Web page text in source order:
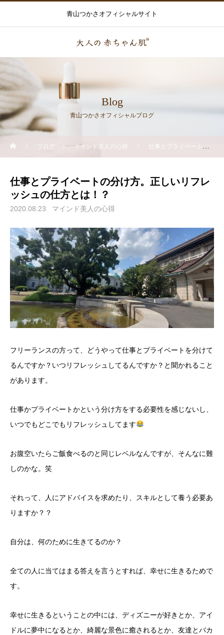
青山つかさオフィシャルサイト
Blog
青山つかさオフィシャルブログ
ブログ マインド美人の心得 仕事とプライベートの分け方。正しいリフレッシュの仕方とは！？
仕事とプライベートの分け方。正しいリフレ
ッシュの仕方とは！？
2020.08.23 マインド美人の心得
フリーランスの方って、どうやって仕事とプライベートを分けて
るんですか？いつリフレッシュしてるんですか？と聞かれること
があります。
仕事かプライベートかという分け方をする必要性を感じないし、
いつでもどこでもリフレッシュしてます
お腹空いたらご飯食べるのと同じレベルなんですが、そんなに難
しのかな。笑
それって、人にアドバイスを求めたり、スキルとして養う必要あ
りますか？？
自分は、何のために生きてるのか？
全ての人に当てはまる答えを言うとすれば、幸せに生きるためで
す。
幸せに生きるということの中には、ディズニーが好きとか、アイ
ドルに夢中になるとか、綺麗な景色に癒されるとか、友達とバカ